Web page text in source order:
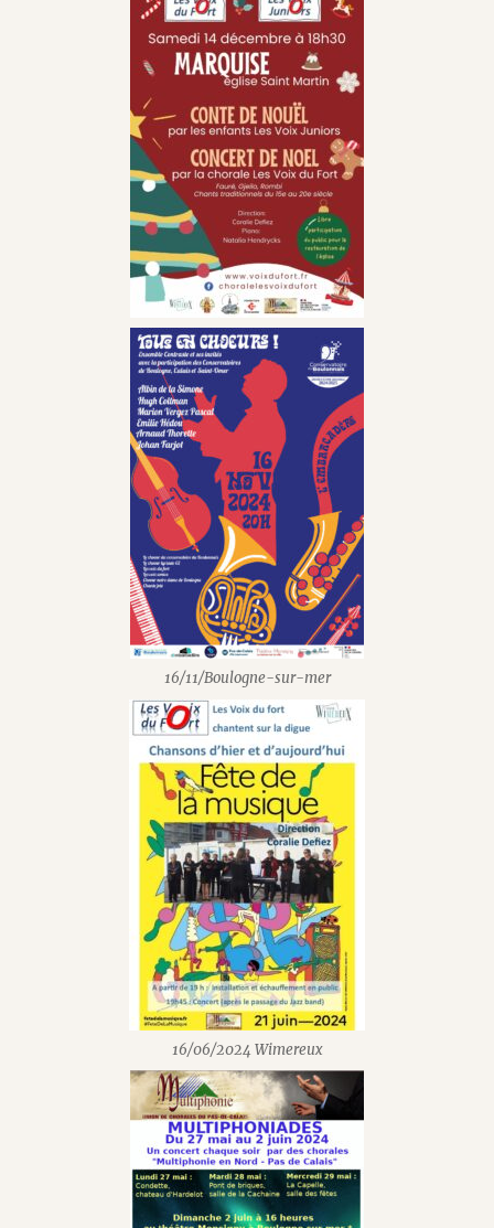
16/11/Boulogne-sur-mer
16/06/2024 Wimereux